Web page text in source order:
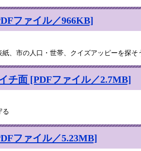
ファイル／966KB]
紙、市の人口・世帯、クイズアッピーを探
チ面 [PDFファイル／2.7MB]
る
ファイル／5.23MB]